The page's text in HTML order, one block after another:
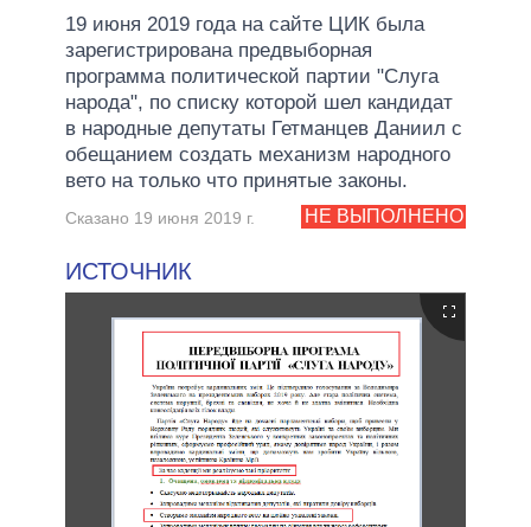
19 июня 2019 года на сайте ЦИК была
зарегистрирована предвыборная
программа политической партии "Слуга
народа", по списку которой шел кандидат
в народные депутаты Гетманцев Даниил с
обещанием создать механизм народного
вето на только что принятые законы.
НЕ ВЫПОЛНЕНО
Сказано 19 июня 2019 г.
ИСТОЧНИК